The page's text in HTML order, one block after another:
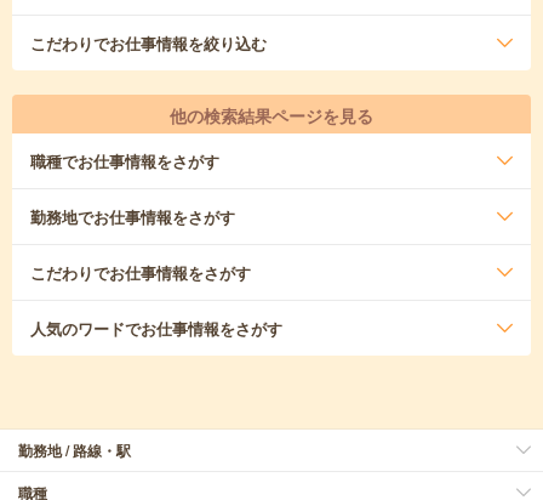
こだわりでお仕事情報を絞り込む
他の検索結果ページを見る
職種でお仕事情報をさがす
勤務地でお仕事情報をさがす
こだわりでお仕事情報をさがす
人気のワードでお仕事情報をさがす
勤務地 / 路線・駅
職種